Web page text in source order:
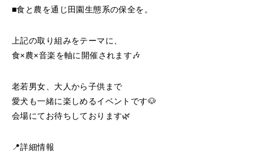
■食と農を通じ田園生態系の保全を。
上記の取り組みをテーマに、
食×農×音楽を軸に開催されます🎶
老若男女、大人から子供まで
愛犬も一緒に楽しめるイベントです🐶
会場にてお待ちしております🌿
📍詳細情報